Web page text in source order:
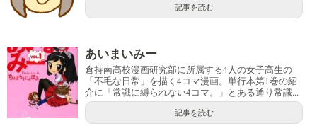
記事を読む
あいまいみー
倉持南高校漫画研究部に所属する4人の女子高生の
「不毛な日常」を描く4コマ漫画。単行本第1巻の紹
介に「常識に縛られない4コマ。」とある通り常識...
記事を読む